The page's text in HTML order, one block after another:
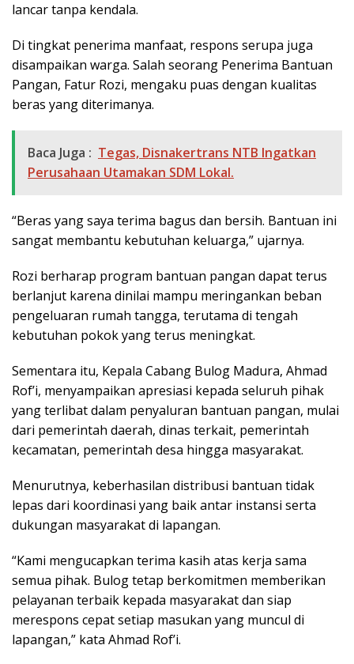
lancar tanpa kendala.
Di tingkat penerima manfaat, respons serupa juga
disampaikan warga. Salah seorang Penerima Bantuan
Pangan, Fatur Rozi, mengaku puas dengan kualitas
beras yang diterimanya.
Baca Juga : Tegas, Disnakertrans NTB Ingatkan
Perusahaan Utamakan SDM Lokal.
“Beras yang saya terima bagus dan bersih. Bantuan ini
sangat membantu kebutuhan keluarga,” ujarnya.
Rozi berharap program bantuan pangan dapat terus
berlanjut karena dinilai mampu meringankan beban
pengeluaran rumah tangga, terutama di tengah
kebutuhan pokok yang terus meningkat.
Sementara itu, Kepala Cabang Bulog Madura, Ahmad
Rof’i, menyampaikan apresiasi kepada seluruh pihak
yang terlibat dalam penyaluran bantuan pangan, mulai
dari pemerintah daerah, dinas terkait, pemerintah
kecamatan, pemerintah desa hingga masyarakat.
Menurutnya, keberhasilan distribusi bantuan tidak
lepas dari koordinasi yang baik antar instansi serta
dukungan masyarakat di lapangan.
“Kami mengucapkan terima kasih atas kerja sama
semua pihak. Bulog tetap berkomitmen memberikan
pelayanan terbaik kepada masyarakat dan siap
merespons cepat setiap masukan yang muncul di
lapangan,” kata Ahmad Rof’i.